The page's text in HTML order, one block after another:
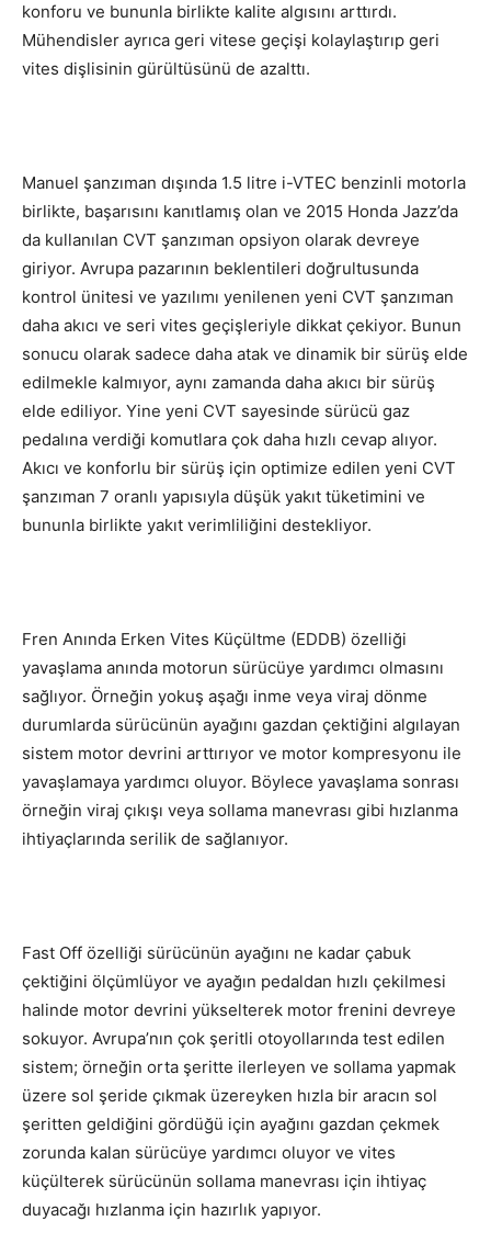
konforu ve bununla birlikte kalite algısını arttırdı.
Mühendisler ayrıca geri vitese geçişi kolaylaştırıp geri
vites dişlisinin gürültüsünü de azalttı.
Manuel şanzıman dışında 1.5 litre i-VTEC benzinli motorla
birlikte, başarısını kanıtlamış olan ve 2015 Honda Jazz’da
da kullanılan CVT şanzıman opsiyon olarak devreye
giriyor. Avrupa pazarının beklentileri doğrultusunda
kontrol ünitesi ve yazılımı yenilenen yeni CVT şanzıman
daha akıcı ve seri vites geçişleriyle dikkat çekiyor. Bunun
sonucu olarak sadece daha atak ve dinamik bir sürüş elde
edilmekle kalmıyor, aynı zamanda daha akıcı bir sürüş
elde ediliyor. Yine yeni CVT sayesinde sürücü gaz
pedalına verdiği komutlara çok daha hızlı cevap alıyor.
Akıcı ve konforlu bir sürüş için optimize edilen yeni CVT
şanzıman 7 oranlı yapısıyla düşük yakıt tüketimini ve
bununla birlikte yakıt verimliliğini destekliyor.
Fren Anında Erken Vites Küçültme (EDDB) özelliği
yavaşlama anında motorun sürücüye yardımcı olmasını
sağlıyor. Örneğin yokuş aşağı inme veya viraj dönme
durumlarda sürücünün ayağını gazdan çektiğini algılayan
sistem motor devrini arttırıyor ve motor kompresyonu ile
yavaşlamaya yardımcı oluyor. Böylece yavaşlama sonrası
örneğin viraj çıkışı veya sollama manevrası gibi hızlanma
ihtiyaçlarında serilik de sağlanıyor.
Fast Off özelliği sürücünün ayağını ne kadar çabuk
çektiğini ölçümlüyor ve ayağın pedaldan hızlı çekilmesi
halinde motor devrini yükselterek motor frenini devreye
sokuyor. Avrupa’nın çok şeritli otoyollarında test edilen
sistem; örneğin orta şeritte ilerleyen ve sollama yapmak
üzere sol şeride çıkmak üzereyken hızla bir aracın sol
şeritten geldiğini gördüğü için ayağını gazdan çekmek
zorunda kalan sürücüye yardımcı oluyor ve vites
küçülterek sürücünün sollama manevrası için ihtiyaç
duyacağı hızlanma için hazırlık yapıyor.